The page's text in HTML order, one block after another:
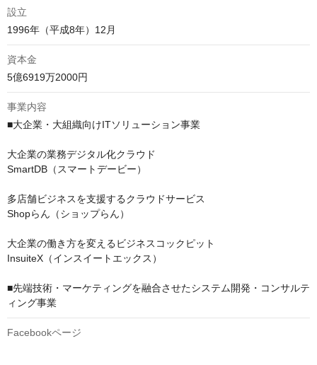
設立
1996年（平成8年）12月
資本金
5億6919万2000円
事業内容
■大企業・大組織向けITソリューション事業
大企業の業務デジタル化クラウド
SmartDB（スマートデービー）
多店舗ビジネスを支援するクラウドサービス​
Shopらん（ショップらん）
大企業の働き方を変えるビジネスコックピット
InsuiteX（インスイートエックス）
■先端技術・マーケティングを融合させたシステム開発・コンサルテ
ィング事業
Facebookページ